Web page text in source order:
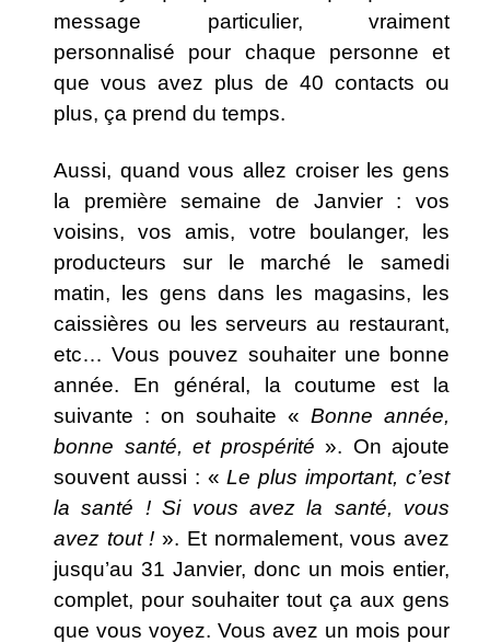
message particulier, vraiment
personnalisé pour chaque personne et
que vous avez plus de 40 contacts ou
plus, ça prend du temps.
Aussi, quand vous allez croiser les gens
la première semaine de Janvier : vos
voisins, vos amis, votre boulanger, les
producteurs sur le marché le samedi
matin, les gens dans les magasins, les
caissières ou les serveurs au restaurant,
etc… Vous pouvez souhaiter une bonne
année. En général, la coutume est la
suivante : on souhaite « Bonne année,
bonne santé, et prospérité ». On ajoute
souvent aussi : «Le plus important, c’est
la santé ! Si vous avez la santé, vous
avez tout ! ». Et normalement, vous avez
jusqu’au 31 Janvier, donc un mois entier,
complet, pour souhaiter tout ça aux gens
que vous voyez. Vous avez un mois pour